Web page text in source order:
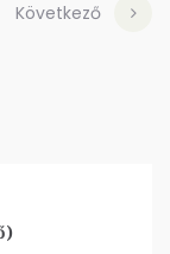
Következő